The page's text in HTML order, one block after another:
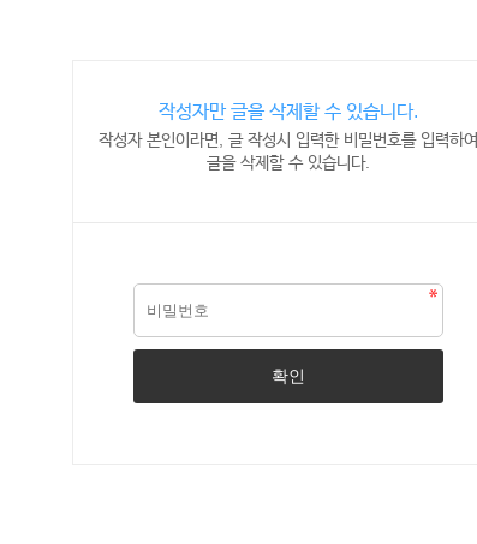
작성자만 글을 삭제할 수 있습니다.
작성자 본인이라면, 글 작성시 입력한 비밀번호를 입력하여
글을 삭제할 수 있습니다.